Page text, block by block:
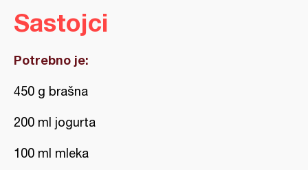
Sastojci
Potrebno je:
450 g brašna
200 ml jogurta
100 ml mleka